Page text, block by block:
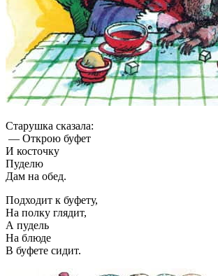
Старушка сказала:
— Открою буфет
И косточку
Пуделю
Дам на обед.
Подходит к буфету,
На полку глядит,
А пудель
На блюде
В буфете сидит.